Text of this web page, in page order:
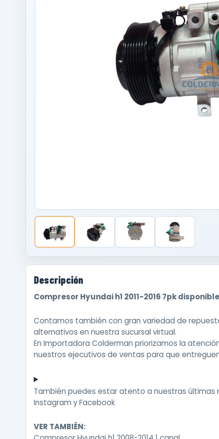
Descripción
Compresor Hyundai h1 2011-2016 7pk
Contamos también con gran variedad de
alternativos en nuestra sucursal virtual.
En Importadora Colderman priorizamos la
nuestros ejecutivos de ventas para que
También puedes estar atento a nuestras últimas
Instagram yFacebook
VER TAMBIÉN: